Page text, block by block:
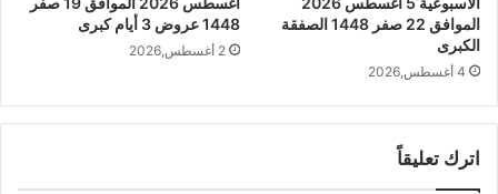
الموافق 22 صفر 1448 الصفقة
الكبرى
4 أغسطس,2026
1448 عروض 3 أيام كبرى
2 أغسطس,2026
اترك تعليقاً